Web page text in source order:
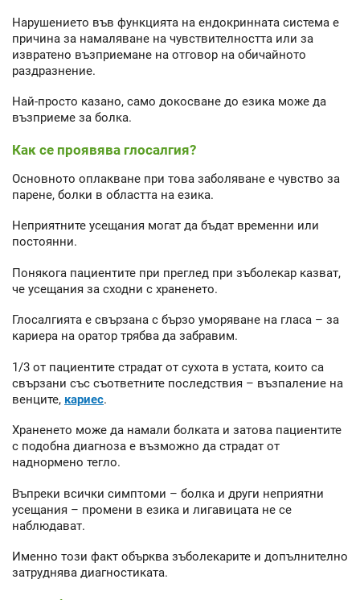
Нарушението във функцията на ендокринната система е
причина за намаляване на чувствителността или за
извратено възприемане на отговор на обичайното
раздразнение.
Най-просто казано, само докосване до езика може да
възприеме за болка.
Как се проявява глосалгия?
Основното оплакване при това заболяване е чувство за
парене, болки в областта на езика.
Неприятните усещания могат да бъдат временни или
постоянни.
Понякога пациентите при преглед при зъболекар казват,
че усещания за сходни с храненето.
Глосалгията е свързана с бързо уморяване на гласа – за
кариера на оратор трябва да забравим.
1/3 от пациентите страдат от сухота в устата, които са
свързани със съответните последствия – възпаление на
венците, кариес.
Храненето може да намали болката и затова пациентите
с подобна диагноза е възможно да страдат от
наднормено тегло.
Въпреки всички симптоми – болка и други неприятни
усещания – промени в езика и лигавицата не се
наблюдават.
Именно този факт обърква зъболекарите и допълнително
затруднява диагностиката.